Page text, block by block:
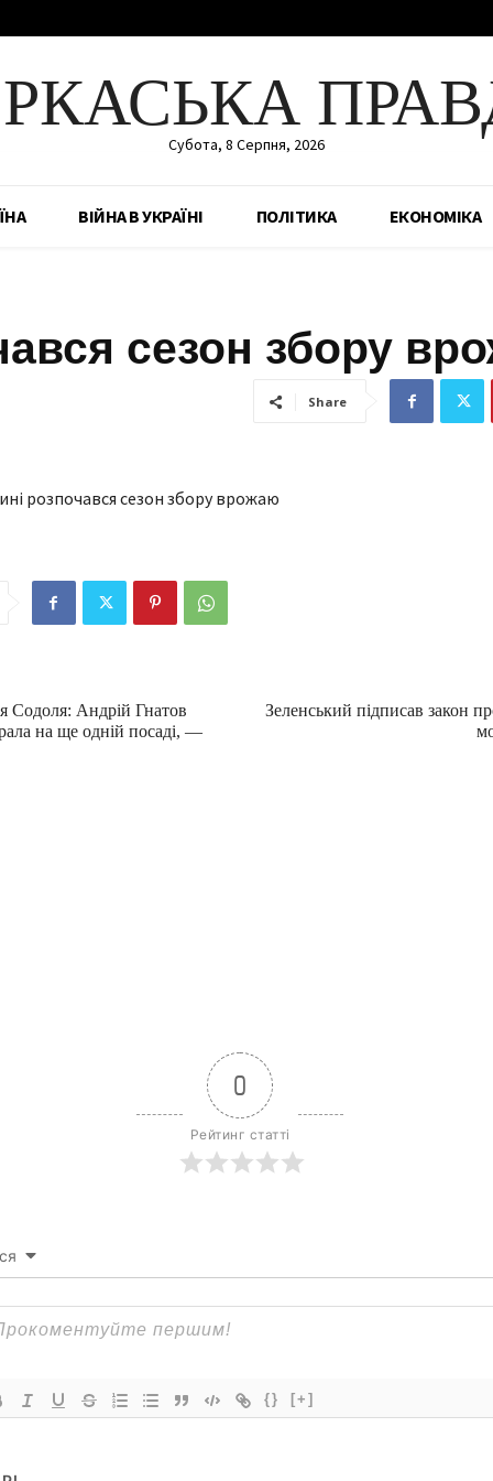
Субота, 8 Серпня, 2026
ВІЙНА В УКРАЇНІ ПОЛІТИКА ЕКОНОМІКА
сезон збору
Share
Содоля: Андрій Гнатов
на ще одній посаді, —
Зеленський підписав закон
0
Рейтинг статті
{} [+]